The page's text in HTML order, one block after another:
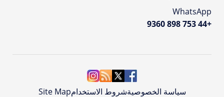
WhatsApp
+44 753 898 9360
سياسة الخصوصيةشروط الاستخدامSite Map